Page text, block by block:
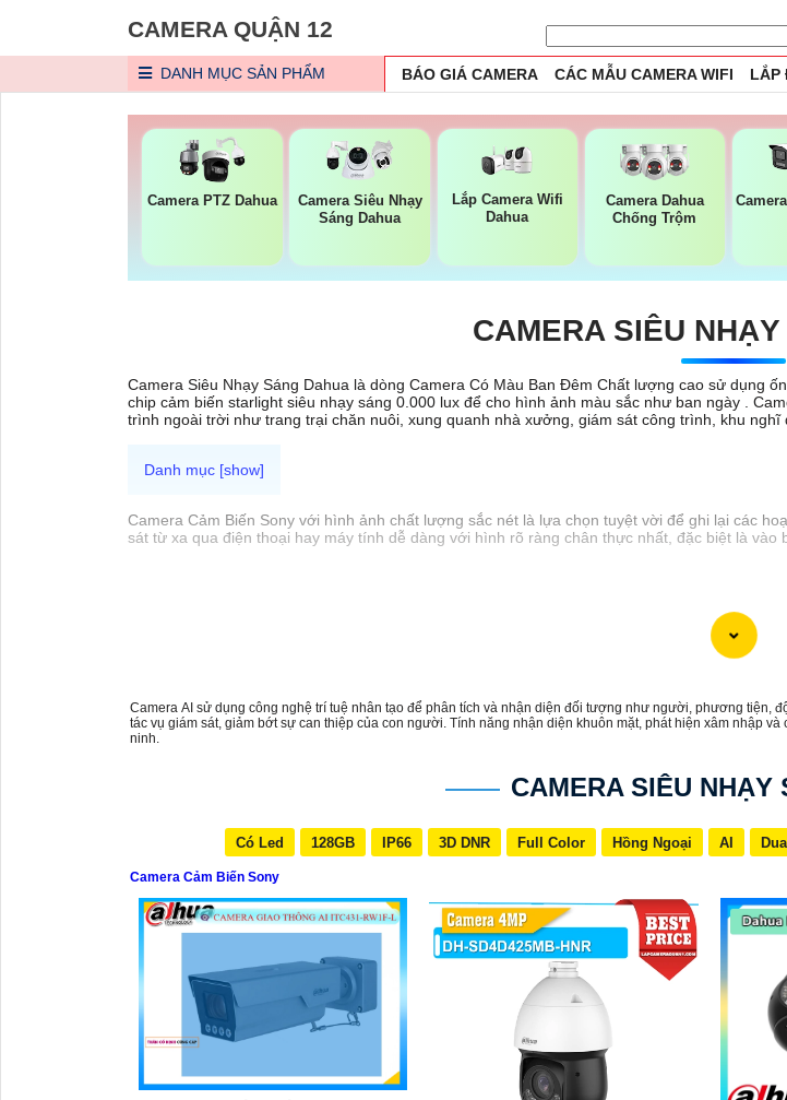
CAMERA QUẬN 12
DANH MỤC SẢN PHẨM BÁO GIÁ CAMERA CÁC MẪU CAMERA WIFI LẮP
Camera PTZ Dahua
Camera Siêu Nhạy
Sáng Dahua
Lắp Camera Wifi
Dahua
Camera Dahua
Chống Trộm
CAMERA SIÊU
Camera Siêu Nhạy Sáng Dahua là dòng Camera Có Màu Ban Đêm Chất lượng cao sử dụng
chip cảm biến starlight siêu nhạy sáng 0.000 lux để cho hình ảnh màu sắc như ban ngày .
trình ngoài trời như trang trại chăn nuôi, xung quanh nhà xưởng, giám sát công trình, khu
Camera Cảm Biến Sony với hình ảnh chất lượng sắc nét là lựa chọn tuyệt vời để ghi lại các
sát từ xa qua điện thoại hay máy tính dễ dàng với hình rõ ràng chân thực nhất, đặc biệt là vào
Camera AI sử dụng công nghệ trí tuệ nhân tạo để phân tích và nhận diện đối tượng như người, phương tiện,
tác vụ giám sát, giảm bớt sự can thiệp của con người. Tính năng nhận diện khuôn mặt, phát hiện xâm nhập
ninh.
CAMERA SIÊU NHẠY
Có Led 128GB IP66 3D DNR Full Color Hồng Ngoại AI
Camera Cảm Biến Sony